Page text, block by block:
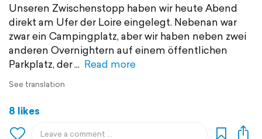
Unseren Zwischenstopp haben wir heute Abend
direkt am Ufer der Loire eingelegt. Nebenan war
zwar ein Campingplatz, aber wir haben neben zwei
anderen Overnightern auf einem öffentlichen
Parkplatz, der
Read more
See translation
8 likes